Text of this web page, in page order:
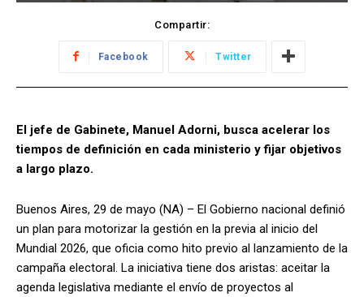
Compartir:
Facebook Twitter
El jefe de Gabinete, Manuel Adorni, busca acelerar los
tiempos de definición en cada ministerio y fijar objetivos
a largo plazo.
Buenos Aires, 29 de mayo (NA) – El Gobierno nacional definió
un plan para motorizar la gestión en la previa al inicio del
Mundial 2026, que oficia como hito previo al lanzamiento de la
campaña electoral. La iniciativa tiene dos aristas: aceitar la
agenda legislativa mediante el envío de proyectos al